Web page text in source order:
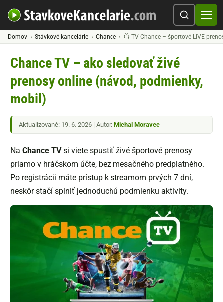
Domov Stávkové kancelárie Chance 📺 TV Chance – športové LIVE
Chance TV – ako sledovať živé
prenosy online (návod, podmienky,
mobil)
Aktualizované: 19. 6. 2026 | Autor: Michal Moravec
Na Chance TVsi viete spustiť živé športové prenosy
priamo v hráčskom účte, bez mesačného predplatného.
Po registrácii máte prístup k streamom prvých 7 dní,
neskôr stačí splniť jednoduchú podmienku aktivity.